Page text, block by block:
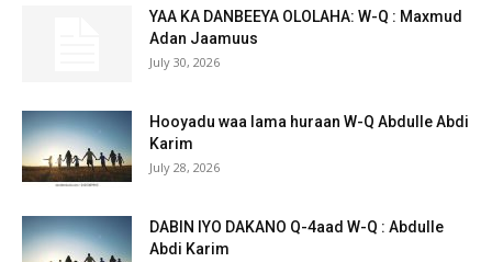
YAA KA DANBEEYA OLOLAHA: W-Q : Maxmud
Adan Jaamuus
July 30, 2026
Hooyadu waa lama huraan W-Q Abdulle Abdi
Karim
July 28, 2026
DABIN IYO DAKANO Q-4aad W-Q : Abdulle
Abdi Karim